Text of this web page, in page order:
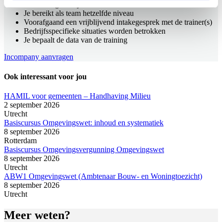
Je bereikt als team hetzelfde niveau
Voorafgaand een vrijblijvend intakegesprek met de trainer(s)
Bedrijfsspecifieke situaties worden betrokken
Je bepaalt de data van de training
Incompany aanvragen
Ook interessant voor jou
HAMIL voor gemeenten – Handhaving Milieu
2 september 2026
Utrecht
Basiscursus Omgevingswet: inhoud en systematiek
8 september 2026
Rotterdam
Basiscursus Omgevingsvergunning Omgevingswet
8 september 2026
Utrecht
ABW1 Omgevingswet (Ambtenaar Bouw- en Woningtoezicht)
8 september 2026
Utrecht
Meer weten?